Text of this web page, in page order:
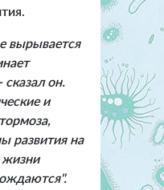
вырывается
сказал он.
и
развития на
жизни